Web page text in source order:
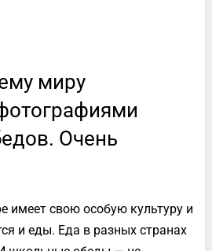
миру
Очень
имеет свою особую культуру и
и еды. Еда в разных странах